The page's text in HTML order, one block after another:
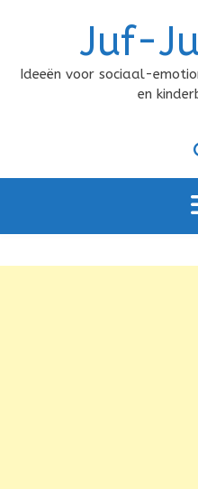
Juf-
Ideeën voor sociaal-
en